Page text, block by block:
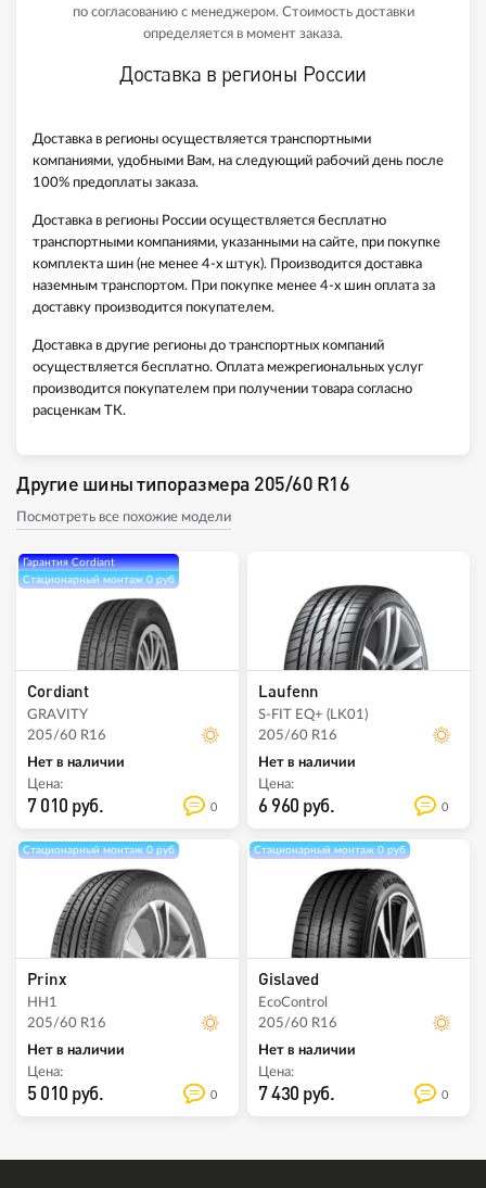
по согласованию с менеджером. Стоимость доставки
определяется в момент заказа.
Доставка в регионы России
Доставка в регионы осуществляется транспортными
компаниями, удобными Вам, на следующий рабочий день после
100% предоплаты заказа.
Доставка в регионы России осуществляется бесплатно
транспортными компаниями, указанными на сайте, при покупке
комплекта шин (не менее 4-х штук). Производится доставка
наземным транспортом. При покупке менее 4-х шин оплата за
доставку производится покупателем.
Доставка в другие регионы до транспортных компаний
осуществляется бесплатно. Оплата межрегиональных услуг
производится покупателем при получении товара согласно
расценкам ТК.
Другие шины типоразмера 205/60 R16
Посмотреть все похожие модели
Гарантия Cordiant
Стационарный монтаж 0 руб
Cordiant
GRAVITY
205/60 R16
Нет в наличии
Цена:
7 010 руб. 0
Laufenn
S-FIT EQ+ (LK01)
205/60 R16
Нет в наличии
Цена:
6 960 руб. 0
Стационарный монтаж 0 руб
Prinx
HH1
205/60 R16
Нет в наличии
Цена:
5 010 руб. 0
Стационарный монтаж 0 руб
Gislaved
EcoControl
205/60 R16
Нет в наличии
Цена:
7 430 руб. 0